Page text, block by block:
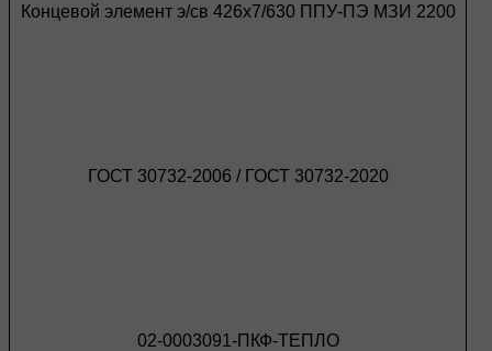
Концевой элемент э/св 426х7/630 ППУ-ПЭ МЗИ 2200
ГОСТ 30732-2006 / ГОСТ 30732-2020
02-0003091-ПКФ-ТЕПЛО